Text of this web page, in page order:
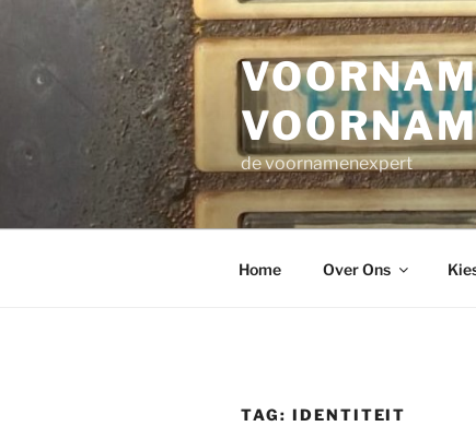
inhoud
de voornamenexpert
Home Over Ons
TAG: IDENTITEIT